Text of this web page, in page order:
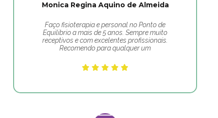
Monica Regina Aquino de Almeida
Faço fisioterapia e personal no Ponto de
Equilibrio a mais de 5 anos. Sempre muito
receptivos e com excelentes profissionais.
Recomendo para qualquer um